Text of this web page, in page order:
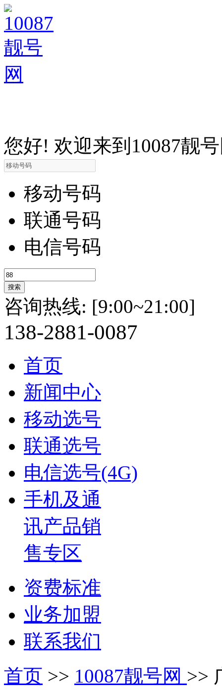
您好! 欢迎来到10087靓
移动号码
联通号码
电信号码
咨询热线: [9:00~21:00]
138-2881-0087
首页
新闻中心
移动选号
联通选号
电信选号(4G)
手机及通
讯产品销
售专区
资费标准
业务加盟
联系我们
首页 >> 10087靓号网 >>